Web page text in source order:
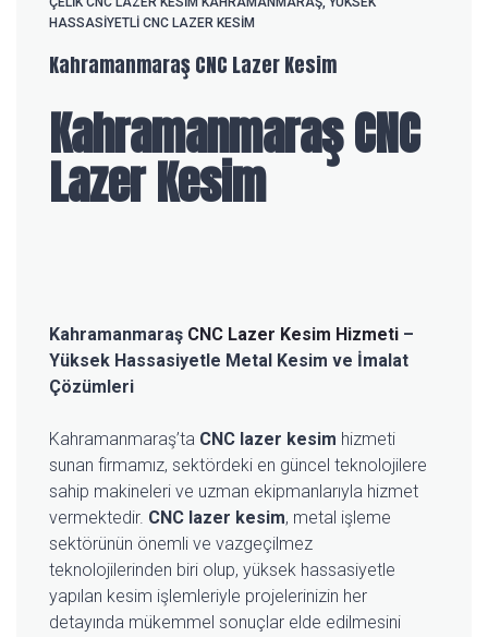
HASSASIYETLI CNC LAZER KESIM
Kahramanmaraş CNC Lazer Kesim
Kahramanmaraş CNC
Lazer Kesim
Kahramanmaraş CNC Lazer Kesim Hizmeti –
Yüksek Hassasiyetle Metal Kesim ve İmalat
Çözümleri
Kahramanmaraş’ta CNC lazer kesim hizmeti
sunan firmamız, sektördeki en güncel teknolojilere
sahip makineleri ve uzman ekipmanlarıyla hizmet
vermektedir. CNC lazer kesim, metal işleme
sektörünün önemli ve vazgeçilmez
teknolojilerinden biri olup, yüksek hassasiyetle
yapılan kesim işlemleriyle projelerinizin her
detayında mükemmel sonuçlar elde edilmesini